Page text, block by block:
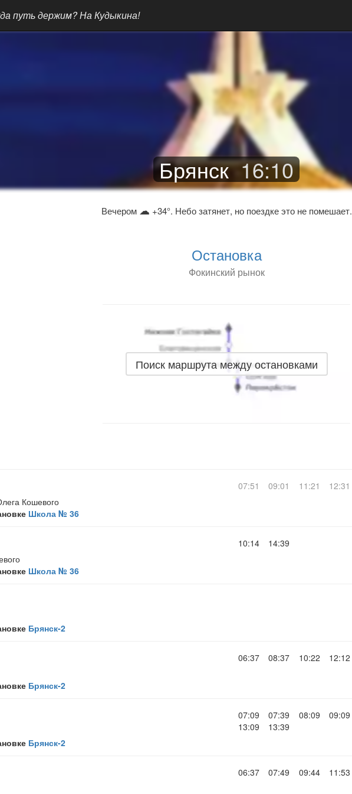
путь держим? На Кудыкина!
Брянск 16:10
Вечером ☁ +34°. Небо затянет, но поездке это не помешает.
Остановка
Фокинский рынок
Поиск маршрута между остановками
Кошевого
Школа № 36
07:51 09:01 11:21 12:31
Школа № 36
10:14 14:39
Брянск-2
Брянск-2
06:37 08:37 10:22 12:12
Брянск-2
07:09 07:39 08:09 09:09
13:09
13:39
06:37 07:49 09:44 11:53